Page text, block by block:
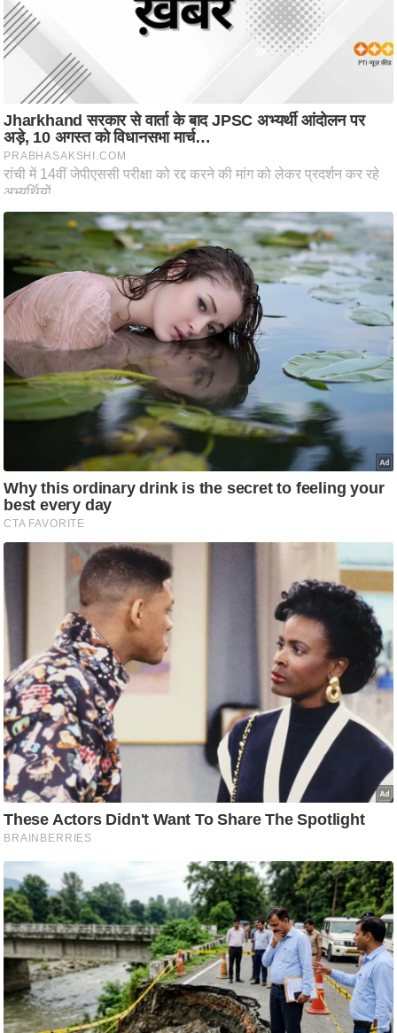
क
मा
भू
मि
स्तं
भ
ए
म
आ
र
.
आ
ई
.
चा
य
र
स
मी
क्षा
ष
प्र
भु
म
हि
मा
/
ध
स्थ
ल
व्र
त
त्यो
हा
र